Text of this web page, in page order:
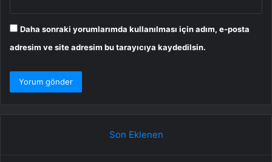
Daha sonraki yorumlarımda kullanılması için adım, e-posta
adresim ve site adresim bu tarayıcıya kaydedilsin.
Son Eklenen